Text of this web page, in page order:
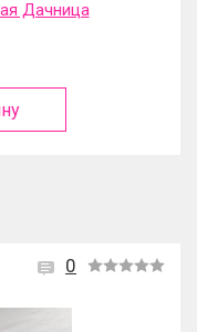
Дачница
0